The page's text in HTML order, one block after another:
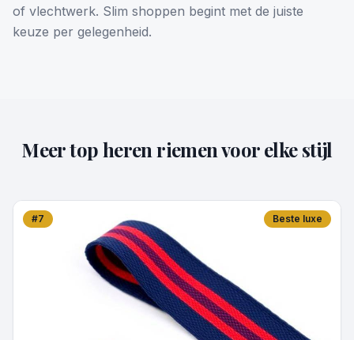
of vlechtwerk. Slim shoppen begint met de juiste
keuze per gelegenheid.
Meer top heren riemen voor elke stijl
#7 Beste luxe